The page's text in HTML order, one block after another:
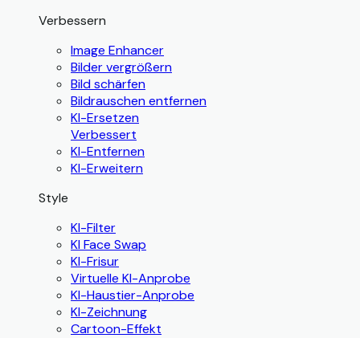
Verbessern
Image Enhancer
Bilder vergrößern
Bild schärfen
Bildrauschen entfernen
KI-Ersetzen
Verbessert
KI-Entfernen
KI-Erweitern
Style
KI-Filter
KI Face Swap
KI-Frisur
Virtuelle KI-Anprobe
KI-Haustier-Anprobe
KI-Zeichnung
Cartoon-Effekt